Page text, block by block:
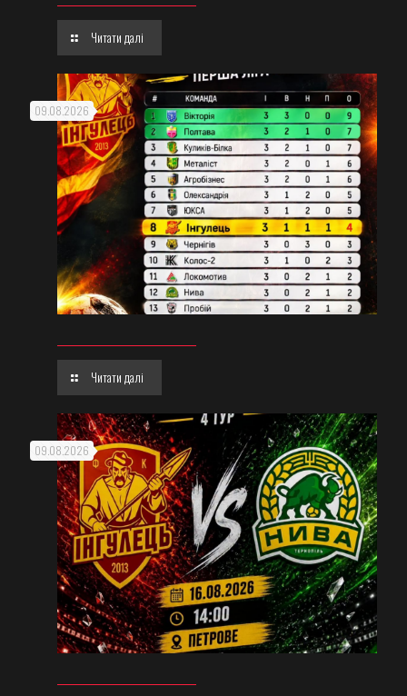
Читати далі
09.08.2026
Читати далі
09.08.2026